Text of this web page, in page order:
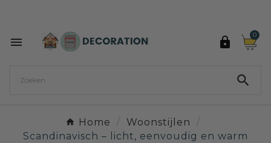
 
0

Home
Woonstijlen
Scandinavisch – licht, eenvoudig en warm